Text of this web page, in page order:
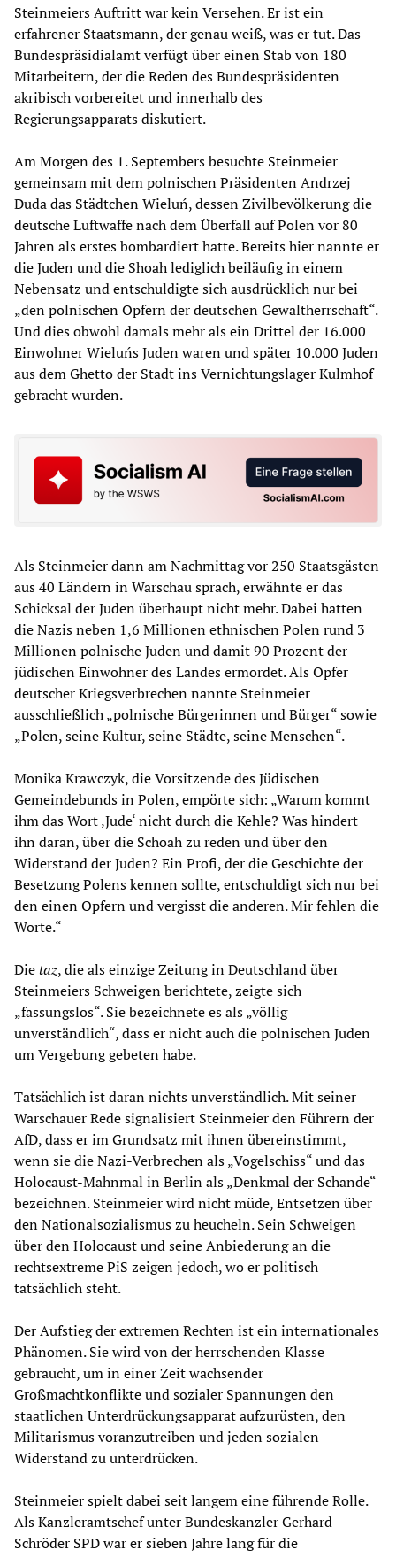
Steinmeiers Auftritt war kein Versehen. Er ist ein
erfahrener Staatsmann, der genau weiß, was er tut. Das
Bundespräsidialamt verfügt über einen Stab von 180
Mitarbeitern, der die Reden des Bundespräsidenten
akribisch vorbereitet und innerhalb des
Regierungsapparats diskutiert.
Am Morgen des 1. Septembers besuchte Steinmeier
gemeinsam mit dem polnischen Präsidenten Andrzej
Duda das Städtchen Wieluń, dessen Zivilbevölkerung die
deutsche Luftwaffe nach dem Überfall auf Polen vor 80
Jahren als erstes bombardiert hatte. Bereits hier nannte er
die Juden und die Shoah lediglich beiläufig in einem
Nebensatz und entschuldigte sich ausdrücklich nur bei
„den polnischen Opfern der deutschen Gewaltherrschaft“.
Und dies obwohl damals mehr als ein Drittel der 16.000
Einwohner Wieluńs Juden waren und später 10.000 Juden
aus dem Ghetto der Stadt ins Vernichtungslager Kulmhof
gebracht wurden.
Als Steinmeier dann am Nachmittag vor 250 Staatsgästen
aus 40 Ländern in Warschau sprach, erwähnte er das
Schicksal der Juden überhaupt nicht mehr. Dabei hatten
die Nazis neben 1,6 Millionen ethnischen Polen rund 3
Millionen polnische Juden und damit 90 Prozent der
jüdischen Einwohner des Landes ermordet. Als Opfer
deutscher Kriegsverbrechen nannte Steinmeier
ausschließlich „polnische Bürgerinnen und Bürger“ sowie
„Polen, seine Kultur, seine Städte, seine Menschen“.
Monika Krawczyk, die Vorsitzende des Jüdischen
Gemeindebunds in Polen, empörte sich: „Warum kommt
ihm das Wort ‚Jude‘ nicht durch die Kehle? Was hindert
ihn daran, über die Schoah zu reden und über den
Widerstand der Juden? Ein Profi, der die Geschichte der
Besetzung Polens kennen sollte, entschuldigt sich nur bei
den einen Opfern und vergisst die anderen. Mir fehlen die
Worte.“
Dietaz, die als einzige Zeitung in Deutschland über
Steinmeiers Schweigen berichtete, zeigte sich
„fassungslos“. Sie bezeichnete es als „völlig
unverständlich“, dass er nicht auch die polnischen Juden
um Vergebung gebeten habe.
Tatsächlich ist daran nichts unverständlich. Mit seiner
Warschauer Rede signalisiert Steinmeier den Führern der
AfD, dass er im Grundsatz mit ihnen übereinstimmt,
wenn sie die Nazi-Verbrechen als „Vogelschiss“ und das
Holocaust-Mahnmal in Berlin als „Denkmal der Schande“
bezeichnen. Steinmeier wird nicht müde, Entsetzen über
den Nationalsozialismus zu heucheln. Sein Schweigen
über den Holocaust und seine Anbiederung an die
rechtsextreme PiS zeigen jedoch, wo er politisch
tatsächlich steht.
Der Aufstieg der extremen Rechten ist ein internationales
Phänomen. Sie wird von der herrschenden Klasse
gebraucht, um in einer Zeit wachsender
Großmachtkonflikte und sozialer Spannungen den
staatlichen Unterdrückungsapparat aufzurüsten, den
Militarismus voranzutreiben und jeden sozialen
Widerstand zu unterdrücken.
Steinmeier spielt dabei seit langem eine führende Rolle.
Als Kanzleramtschef unter Bundeskanzler Gerhard
Schröder SPD war er sieben Jahre lang für die